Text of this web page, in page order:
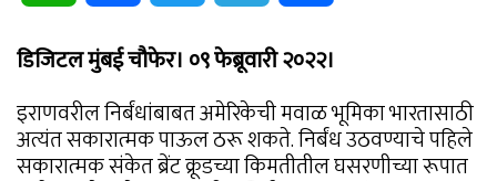
डिजिटल मुंबई चौफेर। ०९ फेब्रूवारी २०२२।
इराणवरील निर्बंधांबाबत अमेरिकेची मवाळ भूमिका भारतासाठी
अत्यंत सकारात्मक पाऊल ठरू शकते. निर्बंध उठवण्याचे पहिले
सकारात्मक संकेत ब्रेंट क्रूडच्या किमतीतील घसरणीच्या रूपात